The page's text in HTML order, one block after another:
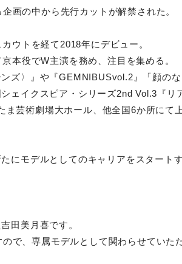
画の中から先行カットが解禁された。
ウトを経て2018年にデビュー。
本役でW主演を務め、注目を集める。
ズ〉』や『GEMNIBUSvol.2』「顔のな
ェイクスピア・シリーズ2nd Vol.3『リ
ま芸術劇場大ホール、他全国6か所にて
にモデルとしてのキャリアをスタートす
田美月喜です。
で、専属モデルとして関わらせていた